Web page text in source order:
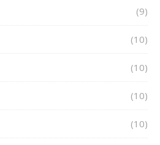
(9)
(10)
(10)
(10)
(10)